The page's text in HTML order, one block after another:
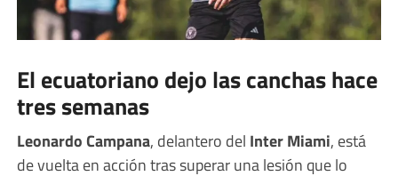
El ecuatoriano dejo las canchas hace
tres semanas
Leonardo Campana, delantero del Inter Miami, está
de vuelta en acción tras superar una lesión que lo